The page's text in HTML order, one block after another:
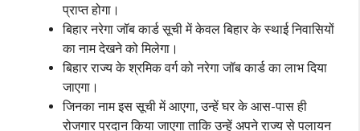
प्राप्त होगा।
बिहार नरेगा जॉब कार्ड सूची में केवल बिहार के स्थाई निवासियों
का नाम देखने को मिलेगा।
बिहार राज्य के श्रमिक वर्ग को नरेगा जॉब कार्ड का लाभ दिया
जाएगा।
जिनका नाम इस सूची में आएगा, उन्हें घर के आस-पास ही
रोजगार प्रदान किया जाएगा ताकि उन्हें अपने राज्य से पलायन